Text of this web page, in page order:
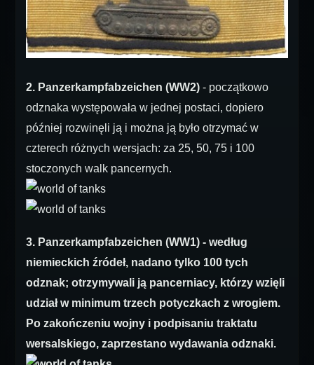
2. Panzerkampfabzeichen (WW2) - początkowo
odznaka występowała w jednej postaci, dopiero
później rozwinęli ją i można ją było otrzymać w
czterech różnych wersjach: za 25, 50, 75 i 100
stoczonych walk pancernych.
3. Panzerkampfabzeichen (WW1) - według
niemieckich źródeł, nadano tylko 100 tych
odznak; otrzymywali ją pancerniacy, którzy wzięli
udział w minimum trzech potyczkach z wrogiem.
Po zakończeniu wojny i podpisaniu traktatu
wersalskiego, zaprzestano wydawania odznaki.